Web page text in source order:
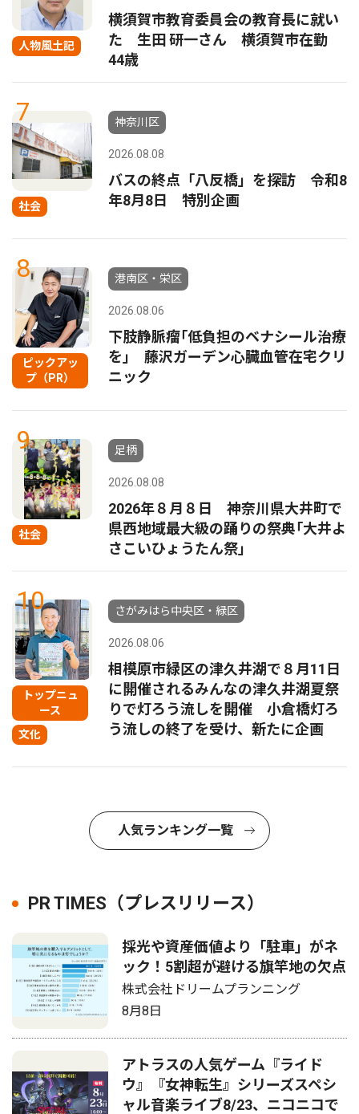
人物風土記
横須賀市教育委員会の教育長に就い
た 生田 研一さん 横須賀市在勤
44歳
7
社会
神奈川区
2026.08.08
バスの終点「八反橋」を探訪 令和8
年8月8日 特別企画
8
ピックアッ
プ（PR）
港南区・栄区
2026.08.06
下肢静脈瘤｢低負担のベナシール治療
を｣ 藤沢ガーデン心臓血管在宅クリ
ニック
9
社会
足柄
2026.08.08
2026年８月８日 神奈川県大井町で
県西地域最大級の踊りの祭典｢大井よ
さこいひょうたん祭｣
10
トップニュ
ース
文化
さがみはら中央区・緑区
2026.08.06
相模原市緑区の津久井湖で８月11日
に開催されるみんなの津久井湖夏祭
りで灯ろう流しを開催 小倉橋灯ろ
う流しの終了を受け、新たに企画
人気ランキング一覧
PR TIMES（プレスリリース）
採光や資産価値より「駐車」がネ
ック！5割超が避ける旗竿地の欠点
株式会社ドリームプランニング
8月8日
アトラスの人気ゲーム『ライド
ウ』『女神転生』シリーズスペシ
ャル音楽ライブ8/23、ニコニコで